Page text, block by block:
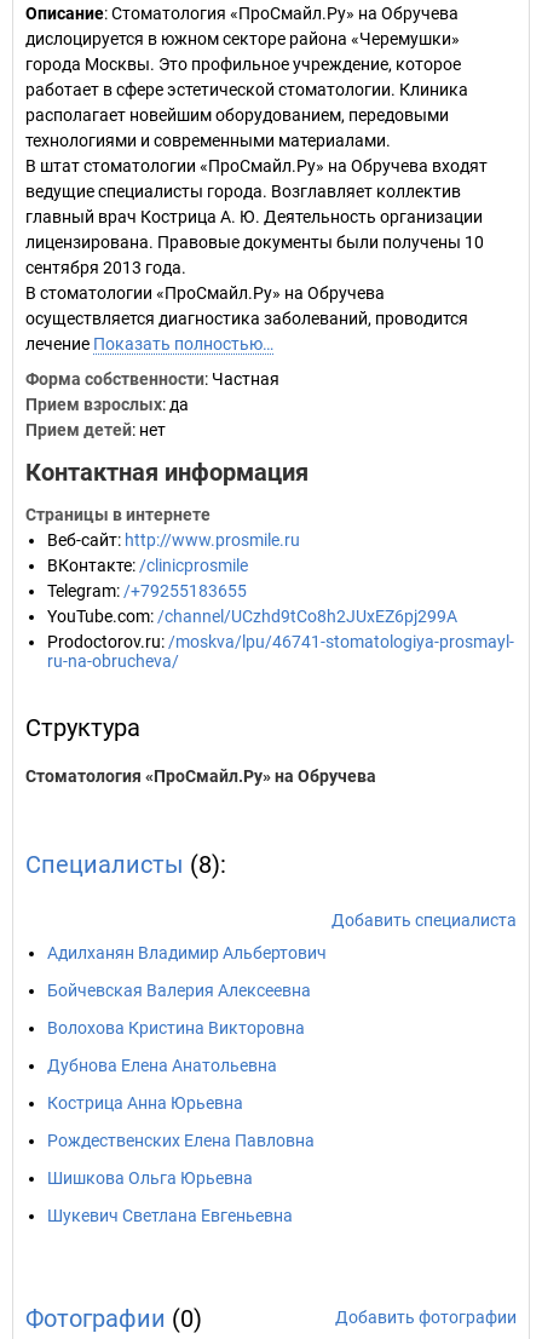
Описание: Стоматология «ПроСмайл.Ру» на Обручева
дислоцируется в южном секторе района «Черемушки»
города Москвы. Это профильное учреждение, которое
работает в сфере эстетической стоматологии. Клиника
располагает новейшим оборудованием, передовыми
технологиями и современными материалами.
В штат стоматологии «ПроСмайл.Ру» на Обручева входят
ведущие специалисты города. Возглавляет коллектив
главный врач Кострица А. Ю. Деятельность организации
лицензирована. Правовые документы были получены 10
сентября 2013 года.
В стоматологии «ПроСмайл.Ру» на Обручева
осуществляется диагностика заболеваний, проводится
лечение Показать полностью…
Форма собственности: Частная
Прием взрослых: да
Прием детей: нет
Контактная информация
Страницы в интернете
Веб-сайт: http://www.prosmile.ru
ВКонтакте: /clinicprosmile
Telegram: /+79255183655
YouTube.com: /channel/UCzhd9tCo8h2JUxEZ6pj299A
Prodoctorov.ru: /moskva/lpu/46741-stomatologiya-prosmayl-
ru-na-obrucheva/
Структура
Стоматология «ПроСмайл.Ру» на Обручева
Специалисты (8):
Добавить специалиста
Адилханян Владимир Альбертович
Бойчевская Валерия Алексеевна
Волохова Кристина Викторовна
Дубнова Елена Анатольевна
Кострица Анна Юрьевна
Рождественских Елена Павловна
Шишкова Ольга Юрьевна
Шукевич Светлана Евгеньевна
Фотографии (0) Добавить фотографии